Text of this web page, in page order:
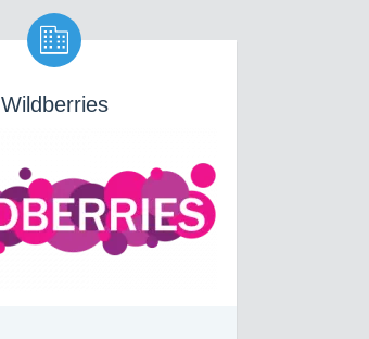

Wildberries